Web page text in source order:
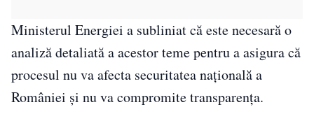
Ministerul Energiei a subliniat că este necesară o
analiză detaliată a acestor teme pentru a asigura că
procesul nu va afecta securitatea națională a
României și nu va compromite transparența.